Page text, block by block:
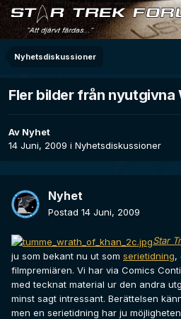
Nyhetsdiskussioner
Fler bilder från nyutgivna
Av Nyhet
14 Juni, 2009 i Nyhetsdiskussioner
Nyhet
Postad 14 Juni, 2009
Star
ju som bekant nu ut som serietidning,
filmpremiären. Vi har via Comics
med tecknat material ur den andra
minst sagt intressant. Berättelsen
men en serietidning har ju